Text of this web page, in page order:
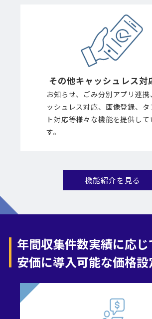
その他キャッシュ レス対
お知らせ、ごみ分別アプリ連携
ッシュレス対応、画像登録、タ
ト対応等様々な機能を提供して
す。
機能紹介を見る
年間収集件数実績に応じ
安価に導入可能な価格設